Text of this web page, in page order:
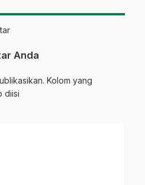
Anda
Kolom yang
diisi